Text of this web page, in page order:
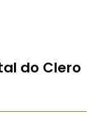
do Clero